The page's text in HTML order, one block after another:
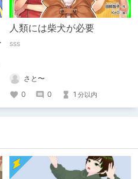
人類には柴犬が必要
sss
さと〜
0
0 1 分以内